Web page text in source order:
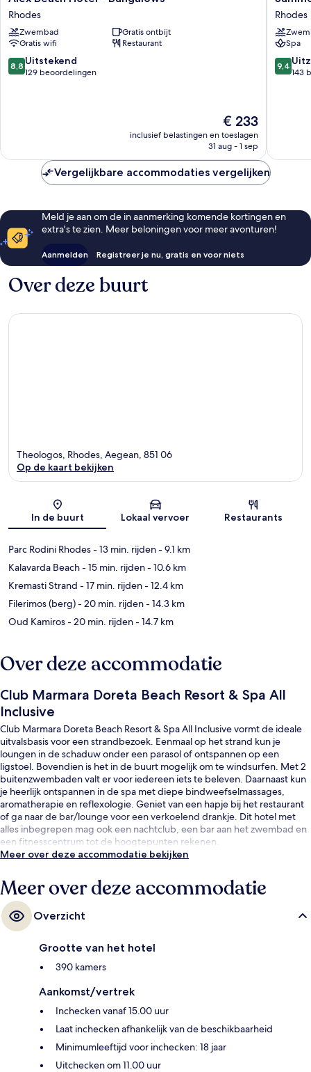
Beach
Hotel
-
Bungalows
Rhodes
Rhodes
Zwembad
Gratis ontbijt
Gratis wifi
Restaurant
8.8
van
8,8 Uitstekend
129 beoordelingen
De
prijs
is
€ 233
inclusief belastingen en toeslagen
31 aug - 1 sep
View
Hotel
Rhodes
Rhodes
Spa
9.4
van
9,4
143
Vergelijkbare accommodaties vergelijken
Meld je aan om de in aanmerking komende kortingen en
extra's te zien. Meer beloningen voor meer avonturen!
Aanmelden Registreer je nu, gratis en voor niets
Over deze buurt
Kaart
Theologos, Rhodes, Aegean, 851 06
Op de kaart bekijken
In de buurt Lokaal vervoer Restaurants
Parc Rodini Rhodes- 13 min. rijden- 9.1 km
Kalavarda Beach- 15 min. rijden- 10.6 km
Kremasti Strand - 17 min. rijden- 12.4 km
Filerimos (berg)- 20 min. rijden- 14.3 km
Oud Kamiros- 20 min. rijden- 14.7 km
Over deze accommodatie
Club Marmara Doreta Beach Resort & Spa All
Inclusive
Club Marmara Doreta Beach Resort & Spa All Inclusive vormt de ideale
uitvalsbasis voor een strandbezoek. Eenmaal op het strand kun je
loungen in de schaduw onder een parasol of ontspannen op een
ligstoel. Bovendien is het in de buurt mogelijk om te windsurfen. Met 2
buitenzwembaden valt er voor iedereen iets te beleven. Daarnaast kun
je heerlijk ontspannen in de spa met diepe bindweefselmassages,
aromatherapie en reflexologie. Geniet van een hapje bij het restaurant
of ga naar de bar/lounge voor een verkoelend drankje. Dit hotel met
alles inbegrepen mag ook een nachtclub, een bar aan het zwembad en
een fitnesscentrum tot de hoogtepunten rekenen.
Meer over deze accommodatie bekijken
Meer over deze accommodatie
Overzicht
Grootte van het hotel
390 kamers
Aankomst/vertrek
Inchecken vanaf 15.00 uur
Laat inchecken afhankelijk van de beschikbaarheid
Minimumleeftijd voor inchecken: 18 jaar
Uitchecken om 11.00 uur